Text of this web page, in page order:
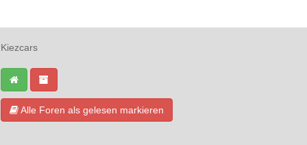
Kiezcars
Alle Foren als gelesen markieren